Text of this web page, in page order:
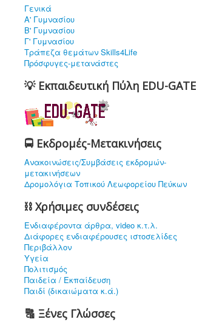
Γενικά
Α' Γυμνασίου
Β' Γυμνασίου
Γ' Γυμνασίου
Τράπεζα θεμάτων Skills4Life
Πρόσφυγες-μετανάστες
💡 Εκπαιδευτική Πύλη EDU-GATE
🚍 Εκδρομές-Μετακινήσεις
Ανακοινώσεις/Συμβάσεις εκδρομών-
μετακινήσεων
Δρομολόγια Τοπικού Λεωφορείου Πεύκων
⛓ Χρήσιμες συνδέσεις
Ενδιαφέρoντα άρθρα, video κ.τ.λ.
Διάφορες ενδιαφέρουσες ιστοσελίδες
Περιβάλλον
Υγεία
Πολιτισμός
Παιδεία / Εκπαίδευση
Παιδί (δικαιώματα κ.ά.)
🔠 Ξένες Γλώσσες